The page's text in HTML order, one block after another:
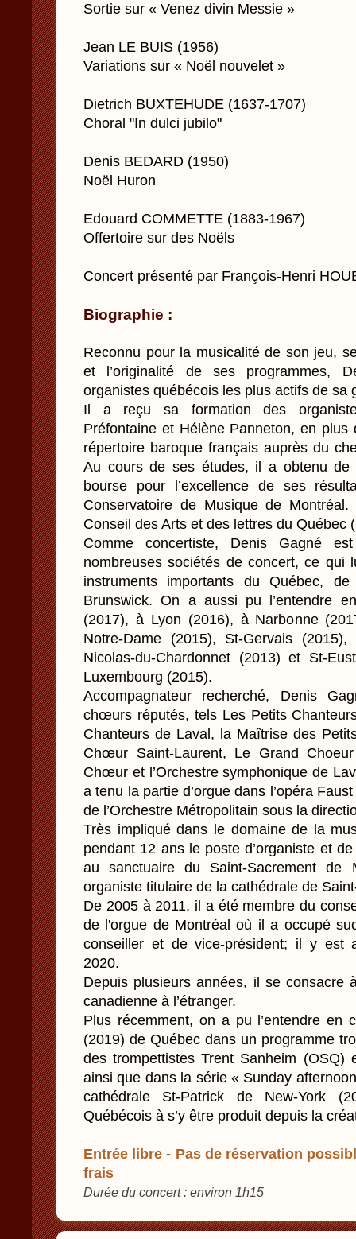
Sortie sur « Venez divin Messie »
Jean LE BUIS (1956)
Variations sur « Noël nouvelet »
Dietrich BUXTEHUDE (1637-1707)
Choral "In dulci jubilo"
Denis BEDARD (1950)
Noël Huron
Edouard COMMETTE (1883-1967)
Offertoire sur des Noëls
Concert présenté par François-Henri
Biographie :
Reconnu pour la musicalité de son jeu,
et l’originalité de ses programmes,
organistes québécois les plus actifs de sa
Il a reçu sa formation des
Préfontaine et Hélène Panneton, en
répertoire baroque français auprès du
Au cours de ses études, il a obtenu de
bourse pour l’excellence de ses
Conservatoire de Musique de
Conseil des Arts et des lettres du Québec
Comme concertiste, Denis Gagné
nombreuses sociétés de concert, ce qui
instruments importants du Québec,
Brunswick. On a aussi pu l’entendre
(2017), à Lyon (2016), à Narbonne
Notre-Dame (2015), St-Gervais
Nicolas-du-Chardonnet (2013) et St-
Luxembourg (2015).
Accompagnateur recherché, Denis
chœurs réputés, tels Les Petits
Chanteurs de Laval, la Maîtrise des
Chœur Saint-Laurent, Le Grand
Chœur et l’Orchestre symphonique de
a tenu la partie d’orgue dans l’opéra
de l’Orchestre Métropolitain sous la
Très impliqué dans le domaine de la
pendant 12 ans le poste d’organiste et
au sanctuaire du Saint-Sacrement
organiste titulaire de la cathédrale de
De 2005 à 2011, il a été membre du
de l'orgue de Montréal où il a occupé
conseiller et de vice-président; il y est
2020.
Depuis plusieurs années, il se consacre
canadienne à l’étranger.
Plus récemment, on a pu l’entendre en
(2019) de Québec dans un programme
des trompettistes Trent Sanheim (OSQ)
ainsi que dans la série « Sunday
cathédrale St-Patrick de New-York
Québécois à s’y être produit depuis la
Entrée libre - Pas de réservation
frais
Durée du concert : environ 1h15